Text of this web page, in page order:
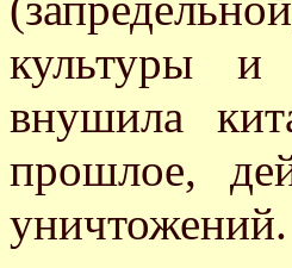
культуры и
внушила
прошлое,
уничтожений.